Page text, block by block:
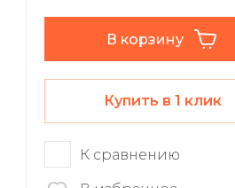
В корзину
Купить в 1 клик
К сравнению